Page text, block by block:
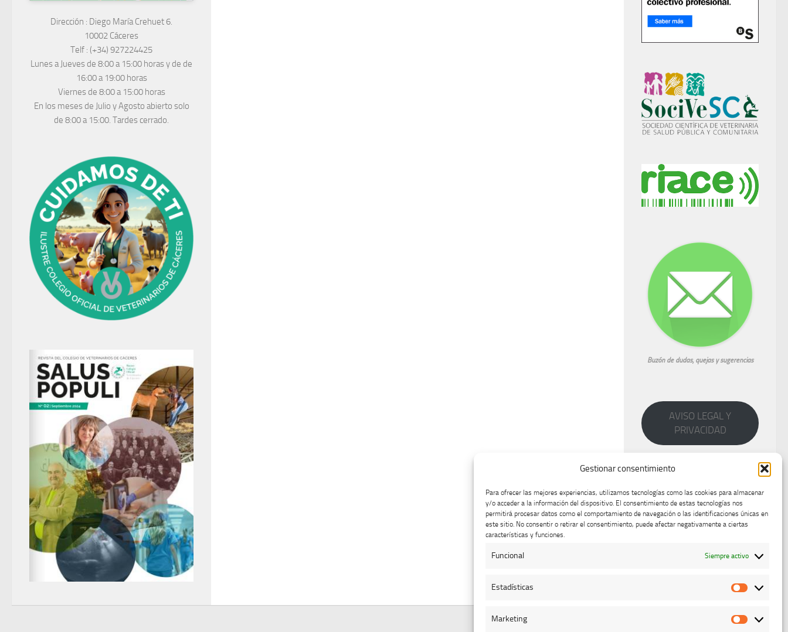
Gestionar consentimiento
Para ofrecer las mejores experiencias, utilizamos tecnologías como las cookies para almacenar
y/o acceder a la información del dispositivo. El consentimiento de estas tecnologías nos
permitirá procesar datos como el comportamiento de navegación o las identificaciones únicas en
este sitio. No consentir o retirar el consentimiento, puede afectar negativamente a ciertas
características y funciones.
Funcional Siempre activo
Estadísticas
Marketing
Marketing
Dirección : Diego María Crehuet 6.
10002 Cáceres
Telf : (+34) 927224425
Lunes a Jueves de 8:00 a 15:00 horas y de de
16:00 a 19:00 horas
Viernes de 8:00 a 15:00 horas
En los meses de Julio y Agosto abierto solo
de 8:00 a 15:00. Tardes cerrado.
Buzón de dudas, quejas y sugerencias
AVISO LEGAL Y
PRIVACIDAD